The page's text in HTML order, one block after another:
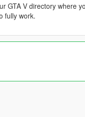
GTA V directory where
fully work.